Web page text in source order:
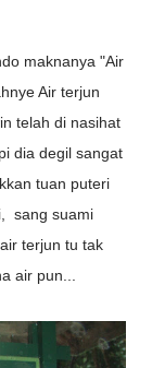
maknanya "Air
Air terjun
telah di nasihat
dia degil sangat
tuan puteri
sang suami
terjun tu tak
air pun...